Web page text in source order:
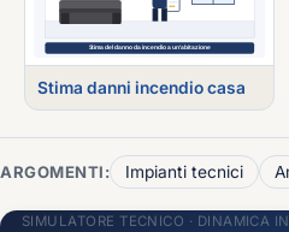
Stima danni incendio casa
ARGOMENTI: Impianti tecnici
SIMULATORE TECNICO · DINAMICA